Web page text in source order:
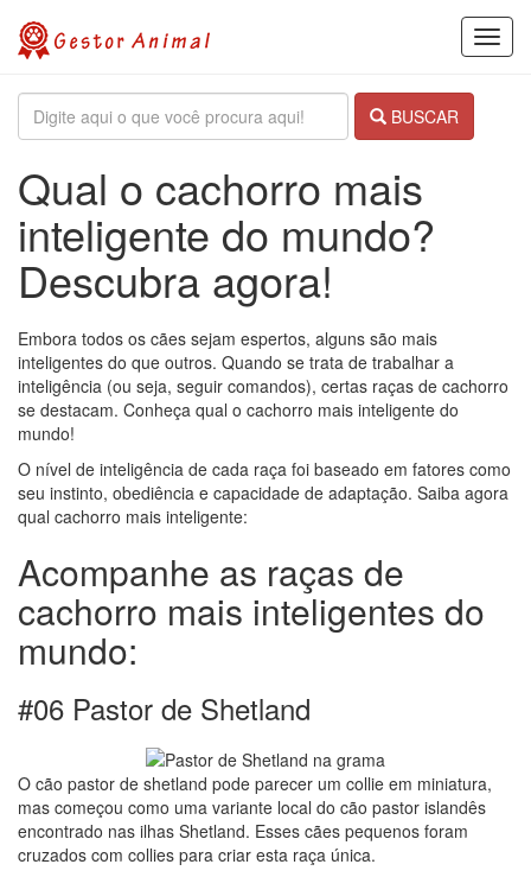
BUSCAR
Qual o cachorro mais
inteligente do mundo?
Descubra agora!
Embora todos os cães sejam espertos, alguns são mais
inteligentes do que outros. Quando se trata de trabalhar a
inteligência (ou seja, seguir comandos), certas raças de cachorro
se destacam. Conheça qual o cachorro mais inteligente do
mundo!
O nível de inteligência de cada raça foi baseado em fatores como
seu instinto, obediência e capacidade de adaptação. Saiba agora
qual cachorro mais inteligente:
Acompanhe as raças de
cachorro mais inteligentes do
mundo:
#06 Pastor de Shetland
O cão pastor de shetland pode parecer um collie em miniatura,
mas começou como uma variante local do cão pastor islandês
encontrado nas ilhas Shetland. Esses cães pequenos foram
cruzados com collies para criar esta raça única.